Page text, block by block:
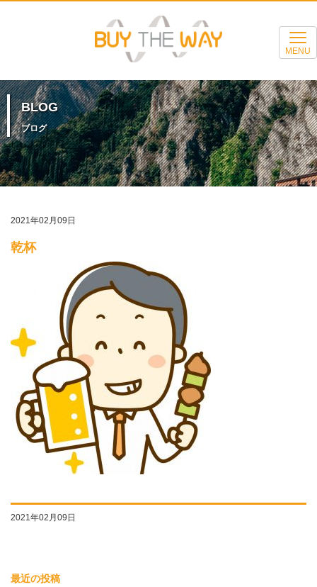
MENU
BLOG
ブログ
2021年02月09日
乾杯
2021年02月09日
最近の投稿